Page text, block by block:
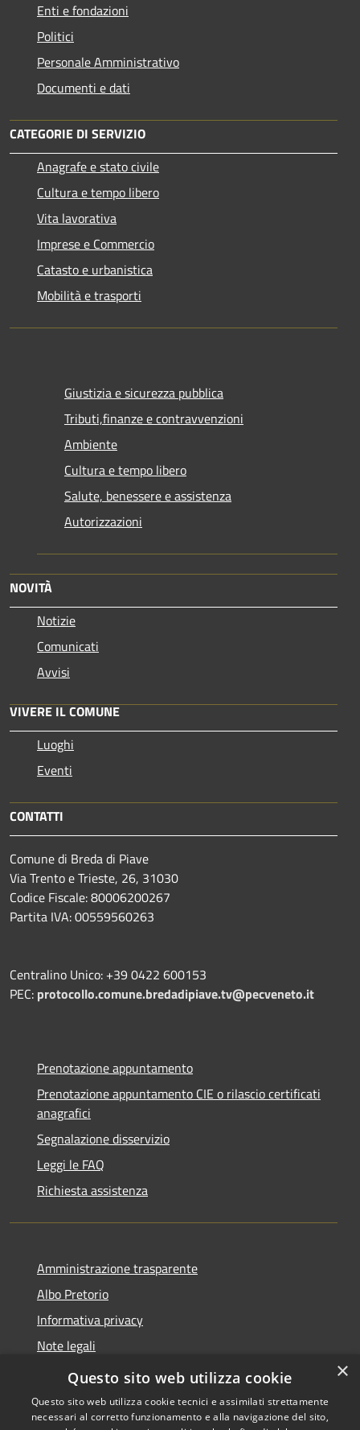
Enti e fondazioni
Politici
Personale Amministrativo
Documenti e dati
CATEGORIE DI SERVIZIO
Anagrafe e stato civile
Cultura e tempo libero
Vita lavorativa
Imprese e Commercio
Catasto e urbanistica
Mobilità e trasporti
Giustizia e sicurezza pubblica
Tributi,finanze e contravvenzioni
Ambiente
Cultura e tempo libero
Salute, benessere e assistenza
Autorizzazioni
NOVITÀ
Notizie
Comunicati
Avvisi
VIVERE IL COMUNE
Luoghi
Eventi
CONTATTI
Comune di Breda di Piave
Via Trento e Trieste, 26, 31030
Codice Fiscale: 80006200267
Partita IVA: 00559560263
Centralino Unico: +39 0422 600153
PEC: protocollo.comune.bredadipiave.tv@pecveneto.it
Prenotazione appuntamento
Prenotazione appuntamento CIE o rilascio certificati
anagrafici
Segnalazione disservizio
Leggi le FAQ
Richiesta assistenza
Amministrazione trasparente
Albo Pretorio
Informativa privacy
Note legali
Dichiarazione di accessibilità
×
Questo sito web utilizza cookie
Questo sito web utilizza cookie tecnici e assimilati strettamente
necessari al corretto funzionamento e alla navigazione del sito,